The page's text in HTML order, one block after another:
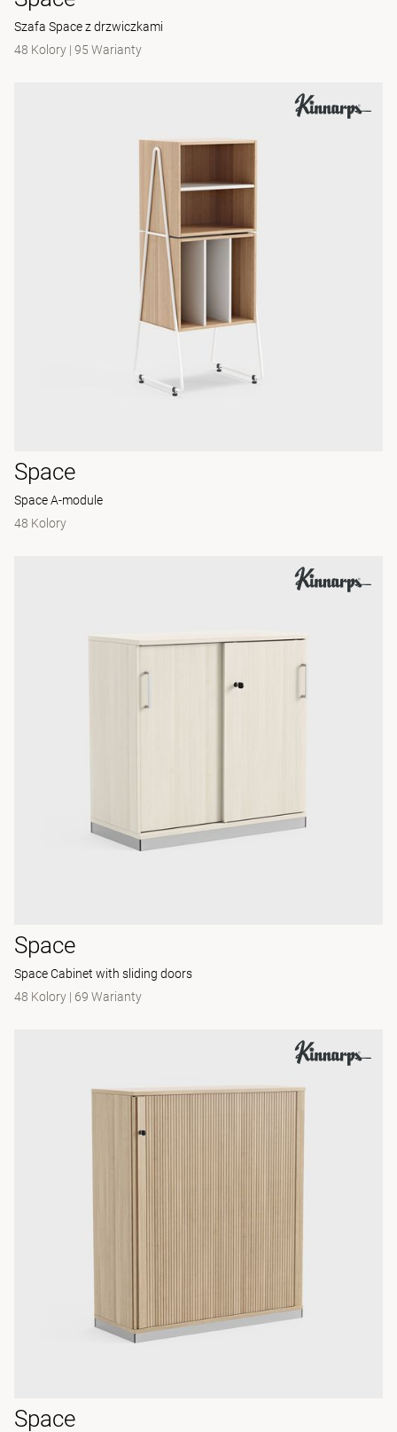
Szafa Space z drzwiczkami
48 Kolory | 95 Warianty
Space
Space A-module
48 Kolory
Space
Space Cabinet with sliding doors
48 Kolory | 69 Warianty
Space